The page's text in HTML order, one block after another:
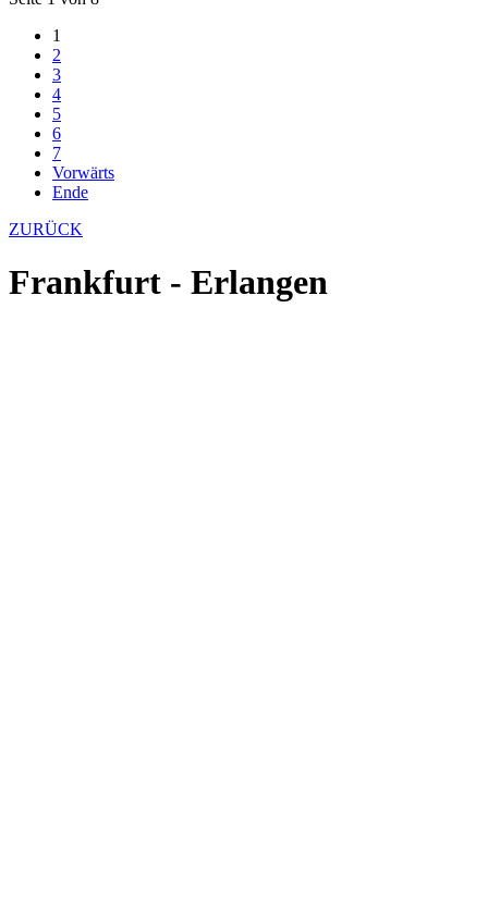
1
2
3
4
5
6
7
Vorwärts
Ende
ZURÜCK
Frankfurt - Erlangen